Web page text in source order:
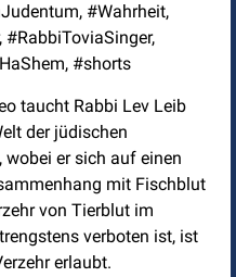
#Wahrheit,
#RabbiToviaSinger,
#shorts
taucht Rabbi Lev Leib
der jüdischen
wobei er sich auf einen
mit Fischblut
von Tierblut im
verboten ist, ist
erlaubt.